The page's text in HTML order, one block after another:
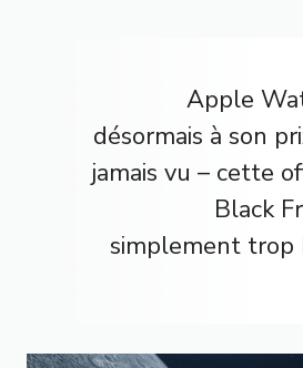
Apple
désormais à son
jamais vu – cette
Black
simplement trop